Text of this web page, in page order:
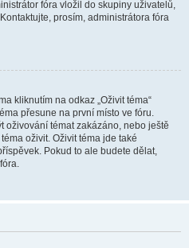
fóra vložil do skupiny uživatelů,
prosím, administrátora fóra
kliknutím na odkaz „Oživit téma“
přesune na první místo ve fóru.
oživování témat zakázáno, nebo ještě
oživit. Oživit téma jde také
Pokud to ale budete dělat,